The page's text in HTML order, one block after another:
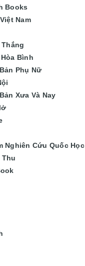
Books
Nam
Bình
Phụ Nữ
Xưa Và Nay
Nghiên Cứu Quốc Học
Thu